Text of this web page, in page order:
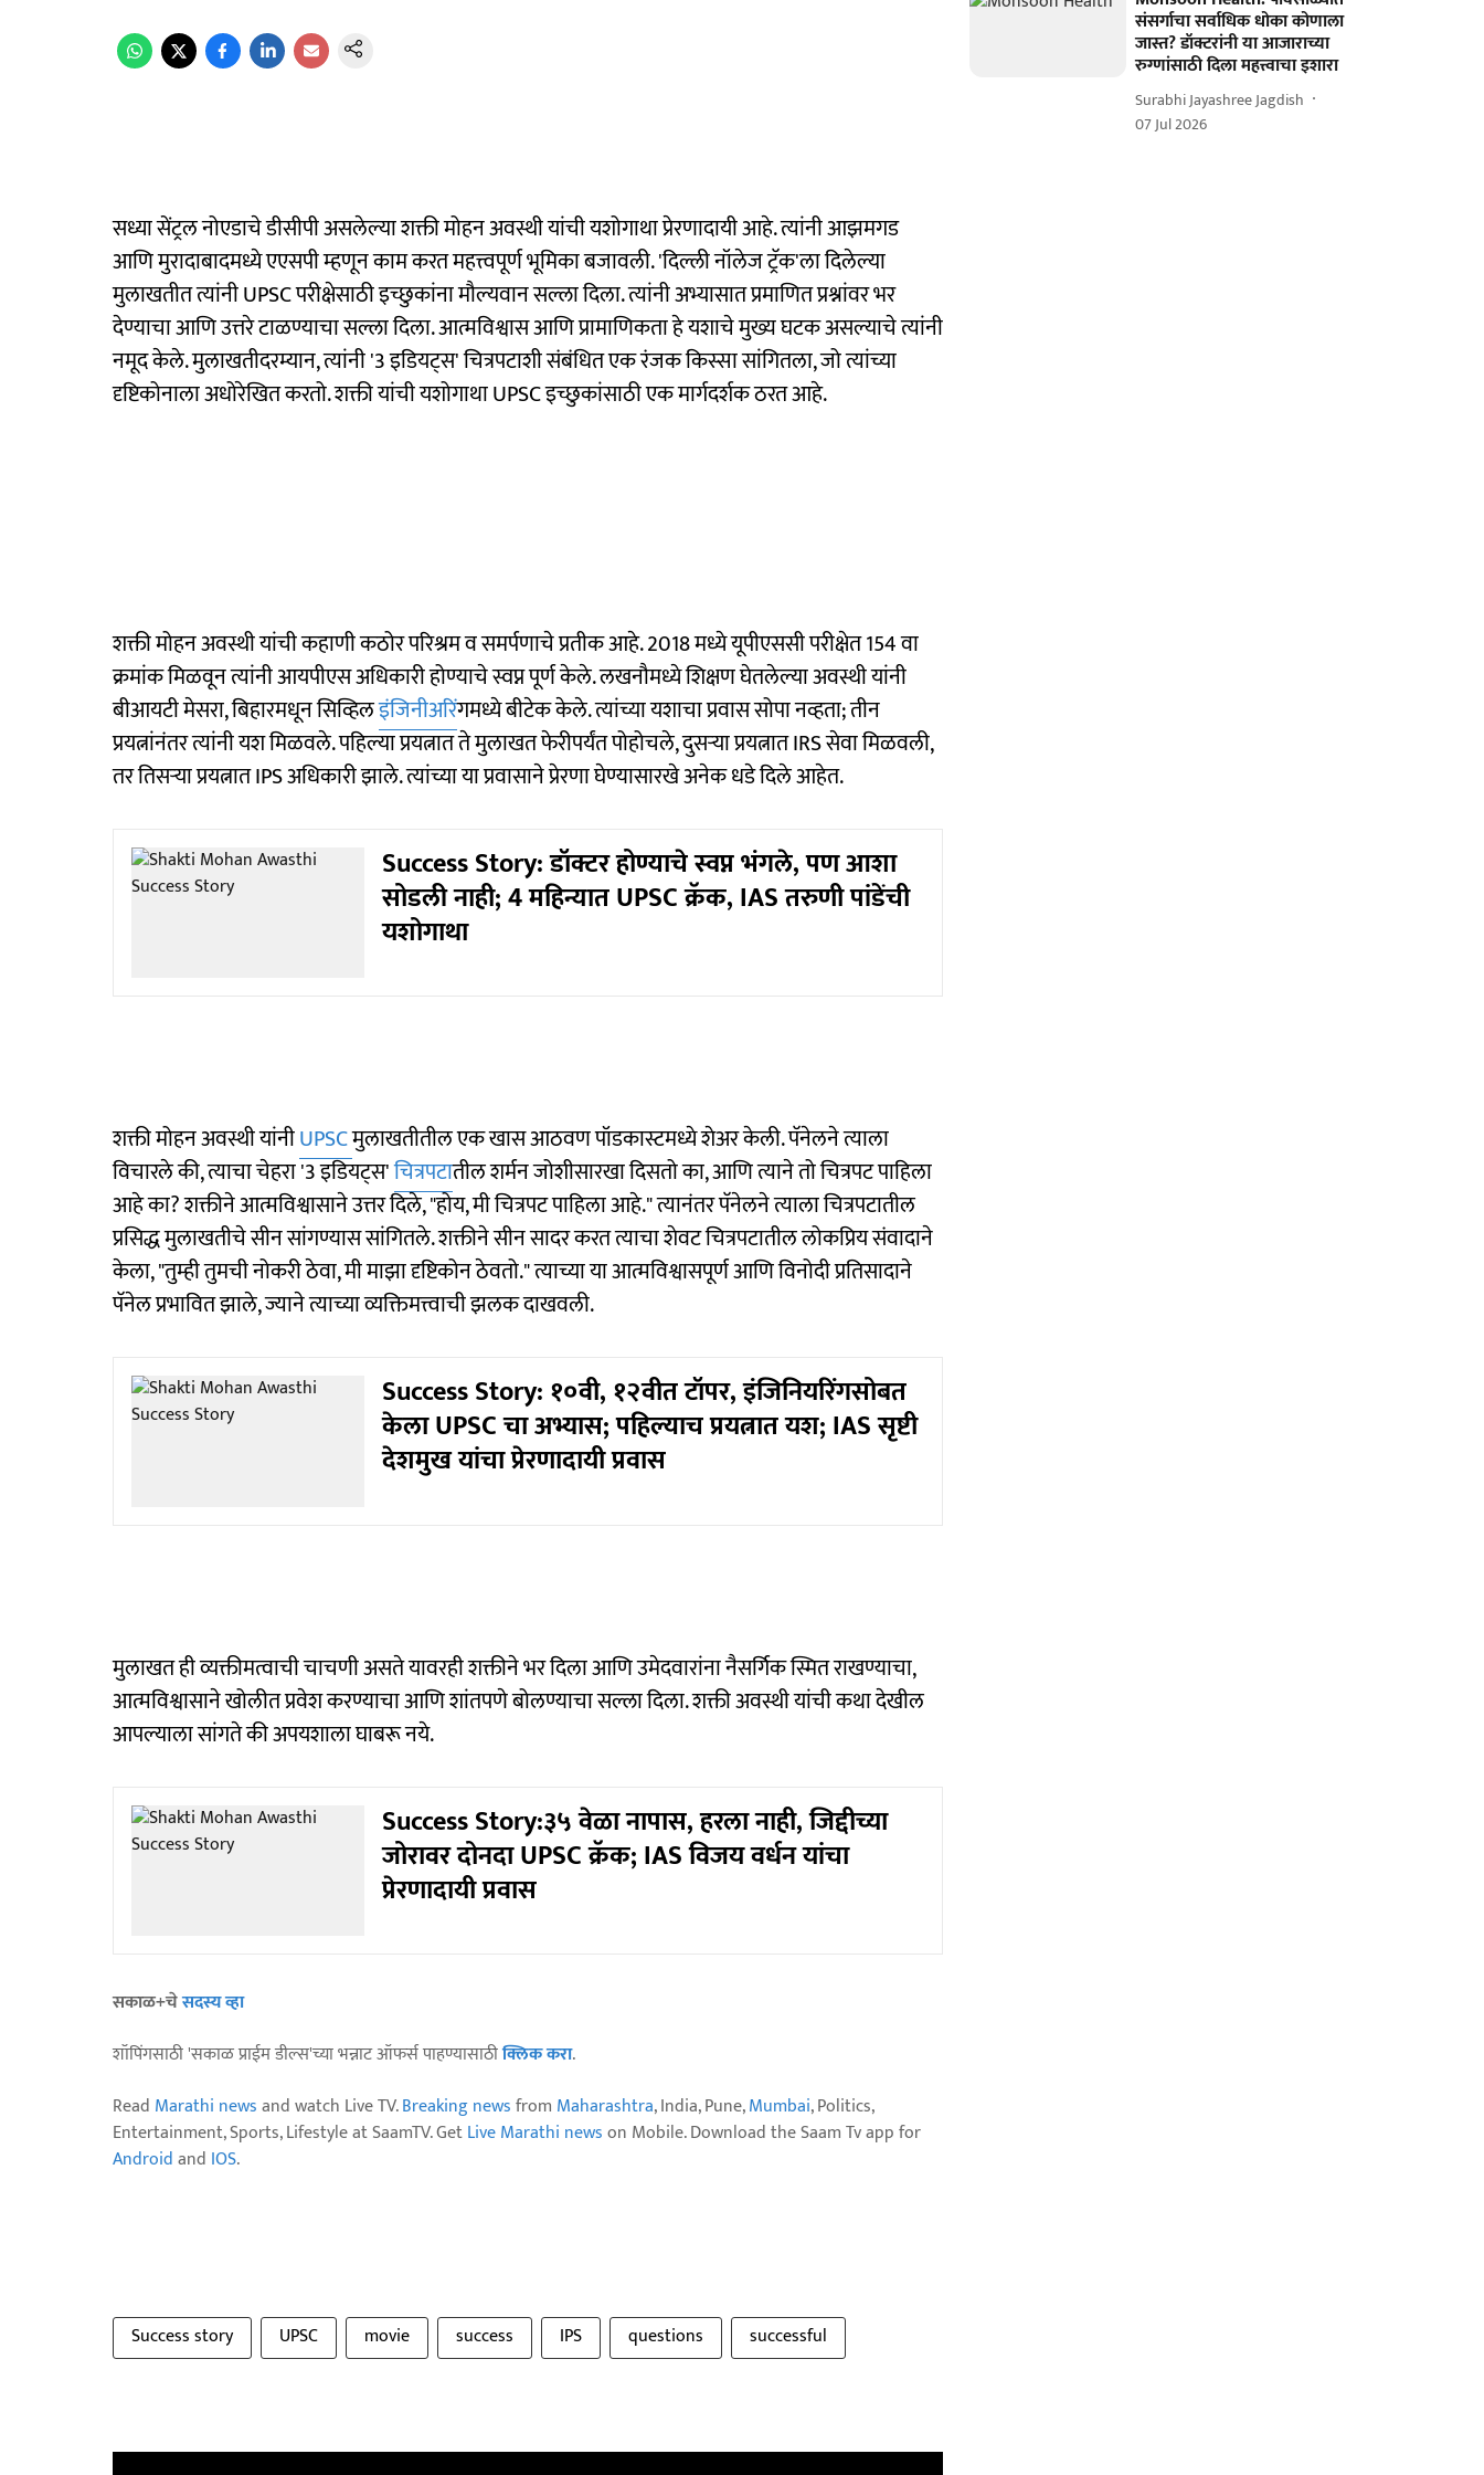
सध्या सेंट्रल नोएडाचे डीसीपी असलेल्या शक्ती मोहन अवस्थी यांची यशोगाथा प्रेरणादायी आहे. त्यांनी आझमगड
आणि मुरादाबादमध्ये एएसपी म्हणून काम करत महत्त्वपूर्ण भूमिका बजावली. 'दिल्ली नॉलेज ट्रॅक'ला दिलेल्या
मुलाखतीत त्यांनी UPSC परीक्षेसाठी इच्छुकांना मौल्यवान सल्ला दिला. त्यांनी अभ्यासात प्रमाणित प्रश्नांवर भर
देण्याचा आणि उत्तरे टाळण्याचा सल्ला दिला. आत्मविश्वास आणि प्रामाणिकता हे यशाचे मुख्य घटक असल्याचे त्यांनी
नमूद केले. मुलाखतीदरम्यान, त्यांनी '3 इडियट्स' चित्रपटाशी संबंधित एक रंजक किस्सा सांगितला, जो त्यांच्या
दृष्टिकोनाला अधोरेखित करतो. शक्ती यांची यशोगाथा UPSC इच्छुकांसाठी एक मार्गदर्शक ठरत आहे.
शक्ती मोहन अवस्थी यांची कहाणी कठोर परिश्रम व समर्पणाचे प्रतीक आहे. 2018 मध्ये यूपीएससी परीक्षेत 154 वा
क्रमांक मिळवून त्यांनी आयपीएस अधिकारी होण्याचे स्वप्न पूर्ण केले. लखनौमध्ये शिक्षण घेतलेल्या अवस्थी यांनी
बीआयटी मेसरा, बिहारमधून सिव्हिलइंजिनीअरिंगमध्ये बीटेक केले. त्यांच्या यशाचा प्रवास सोपा नव्हता; तीन
प्रयत्नांनंतर त्यांनी यश मिळवले. पहिल्या प्रयत्नात ते मुलाखत फेरीपर्यंत पोहोचले, दुसऱ्या प्रयत्नात IRS सेवा मिळवली,
तर तिसऱ्या प्रयत्नात IPS अधिकारी झाले. त्यांच्या या प्रवासाने प्रेरणा घेण्यासारखे अनेक धडे दिले आहेत.
Success Story: डॉक्टर होण्याचे स्वप्न भंगले, पण आशा
सोडली नाही; 4 महिन्यात UPSC क्रॅक, IAS तरुणी पांडेंची
यशोगाथा
शक्ती मोहन अवस्थी यांनीUPSCमुलाखतीतील एक खास आठवण पॉडकास्टमध्ये शेअर केली. पॅनेलने त्याला
विचारले की, त्याचा चेहरा '3 इडियट्स'चित्रपटातील शर्मन जोशीसारखा दिसतो का, आणि त्याने तो चित्रपट पाहिला
आहे का? शक्तीने आत्मविश्वासाने उत्तर दिले, "होय, मी चित्रपट पाहिला आहे." त्यानंतर पॅनेलने त्याला चित्रपटातील
प्रसिद्ध मुलाखतीचे सीन सांगण्यास सांगितले. शक्तीने सीन सादर करत त्याचा शेवट चित्रपटातील लोकप्रिय संवादाने
केला, "तुम्ही तुमची नोकरी ठेवा, मी माझा दृष्टिकोन ठेवतो." त्याच्या या आत्मविश्वासपूर्ण आणि विनोदी प्रतिसादाने
पॅनेल प्रभावित झाले, ज्याने त्याच्या व्यक्तिमत्त्वाची झलक दाखवली.
Success Story: १०वी, १२वीत टॉपर, इंजिनियरिंगसोबत
केला UPSC चा अभ्यास; पहिल्याच प्रयत्नात यश; IAS सृष्टी
देशमुख यांचा प्रेरणादायी प्रवास
मुलाखत ही व्यक्तीमत्वाची चाचणी असते यावरही शक्तीने भर दिला आणि उमेदवारांना नैसर्गिक स्मित राखण्याचा,
आत्मविश्वासाने खोलीत प्रवेश करण्याचा आणि शांतपणे बोलण्याचा सल्ला दिला. शक्ती अवस्थी यांची कथा देखील
आपल्याला सांगते की अपयशाला घाबरू नये.
Success Story:३५ वेळा नापास, हरला नाही, जिद्दीच्या
जोरावर दोनदा UPSC क्रॅक; IAS विजय वर्धन यांचा
प्रेरणादायी प्रवास
सकाळ+चेसदस्य व्हा
शॉपिंगसाठी 'सकाळ प्राईम डील्स'च्या भन्नाट ऑफर्स पाहण्यासाठीक्लिक करा.
Read Marathi newsand watch Live TV.Breaking newsfrom Maharashtra, India, Pune,Mumbai, Politics,
Entertainment, Sports, Lifestyle at SaamTV. GetLive Marathi newson Mobile. Download the Saam Tv app for
Androidand IOS.
Success story UPSC movie success IPS questions successful
संसर्गाचा सर्वाधिक धोका कोणाला
जास्त? डॉक्टरांनी या आजाराच्या
रुग्णांसाठी दिला महत्त्वाचा इशारा
Surabhi Jayashree Jagdish
07 Jul 2026